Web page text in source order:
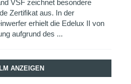
VSF zeichnet besondere
Zertifikat aus. In der
erhielt die Edelux II von
aufgrund des ...
ANZEIGEN